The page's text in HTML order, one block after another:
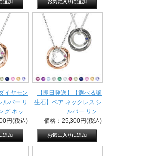
イヤモン
ルバー リ
グ ネッ...
円(税込)
【即日発送】【選べる誕
生石】ペア ネックレス シ
ルバー リン...
価格：25,300円(税込)